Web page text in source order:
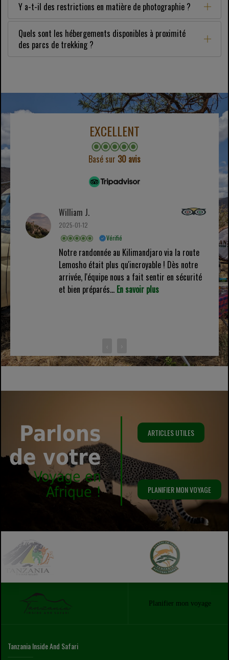
Y a-t-il des restrictions en matière de photographie ?
Quels sont les hébergements disponibles à proximité
des parcs de trekking ?
EXCELLENT
Basé sur 30 avis
William J.
2025-01-12
Vérifié
Notre randonnée au Kilimandjaro via la route
Lemosho était plus qu'incroyable ! Dès notre
arrivée, l'équipe nous a fait sentir en sécurité
et bien préparés... En savoir plus
Parlons
de votre
Voyage en
Afrique !
ARTICLES UTILES
PLANIFIER MON VOYAGE
Planifier mon voyage
Tanzania Inside And Safari